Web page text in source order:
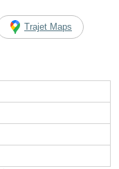
Trajet Maps